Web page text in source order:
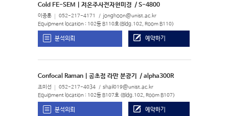
Cold FE-SEM | 저온주사전자현미경 / S-4800
이종훈 052-217-4171 jonghoon@unist.ac.kr
Equipment location : 102동 B110호(Bldg.102, Room B110)
분석의뢰 예약하기
Confocal Raman | 공초점 라만 분광기 / alpha300R
조미선 052-217-4034 shail019@unist.ac.kr
Equipment location : 102동 B107호 (Bldg.102, Room B107)
분석의뢰 예약하기